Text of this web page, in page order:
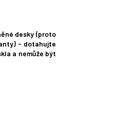
desky (proto
- dotahujte
a nemůže být